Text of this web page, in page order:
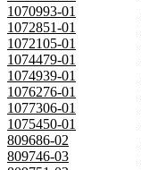
1070993-01
1072851-01
1072105-01
1074479-01
1074939-01
1076276-01
1077306-01
1075450-01
809686-02
809746-03